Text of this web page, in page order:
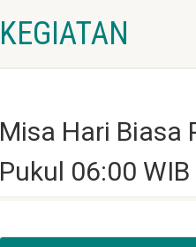
KEGIATAN
Misa Hari Biasa
Pukul 06:00 WIB